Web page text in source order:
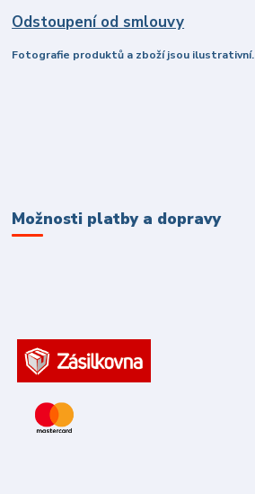
Odstoupení od smlouvy
Fotografie produktů a zboží jsou ilustrativní.
Možnosti platby a dopravy